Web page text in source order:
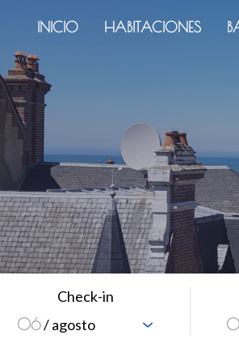
INICIO HABITACIONES
Check-in
06/ agosto